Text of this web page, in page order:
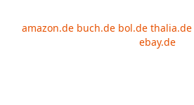
amazon.de buch.de bol.de thalia.de
ebay.de